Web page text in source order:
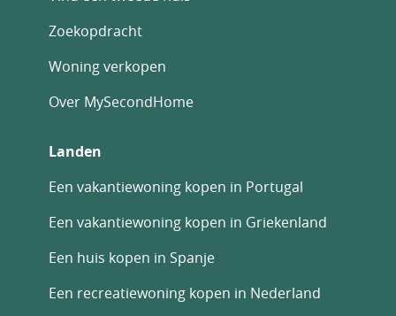
Zoekopdracht
Woning verkopen
Over MySecondHome
Landen
Een vakantiewoning kopen in Portugal
Een vakantiewoning kopen in Griekenland
Een huis kopen in Spanje
Een recreatiewoning kopen in Nederland